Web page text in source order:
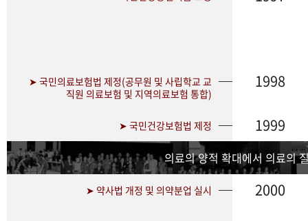
➤ 국민의료보험법 제정(공무원 및 사립학교 교
직원 의료보험 및 지역의료보험 통합)
1998
➤ 국민건강보험법 제정 1999
의료의 양적 확대에서 의료의
➤ 약사법 개정 및 의약분업 실시 2000